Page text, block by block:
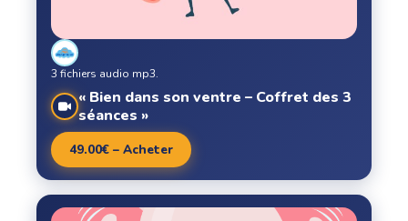
« Bien dans son ventre – Coffret des 3
séances »
3 fichiers audio mp3.
49.00€ – Acheter